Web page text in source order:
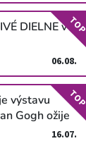
DIELNE v
06.08.
TOP
výstavu
Gogh ožije
šou!16.07.
TOP